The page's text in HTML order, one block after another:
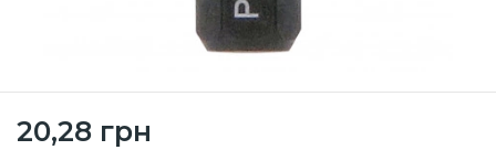
20,28 грн